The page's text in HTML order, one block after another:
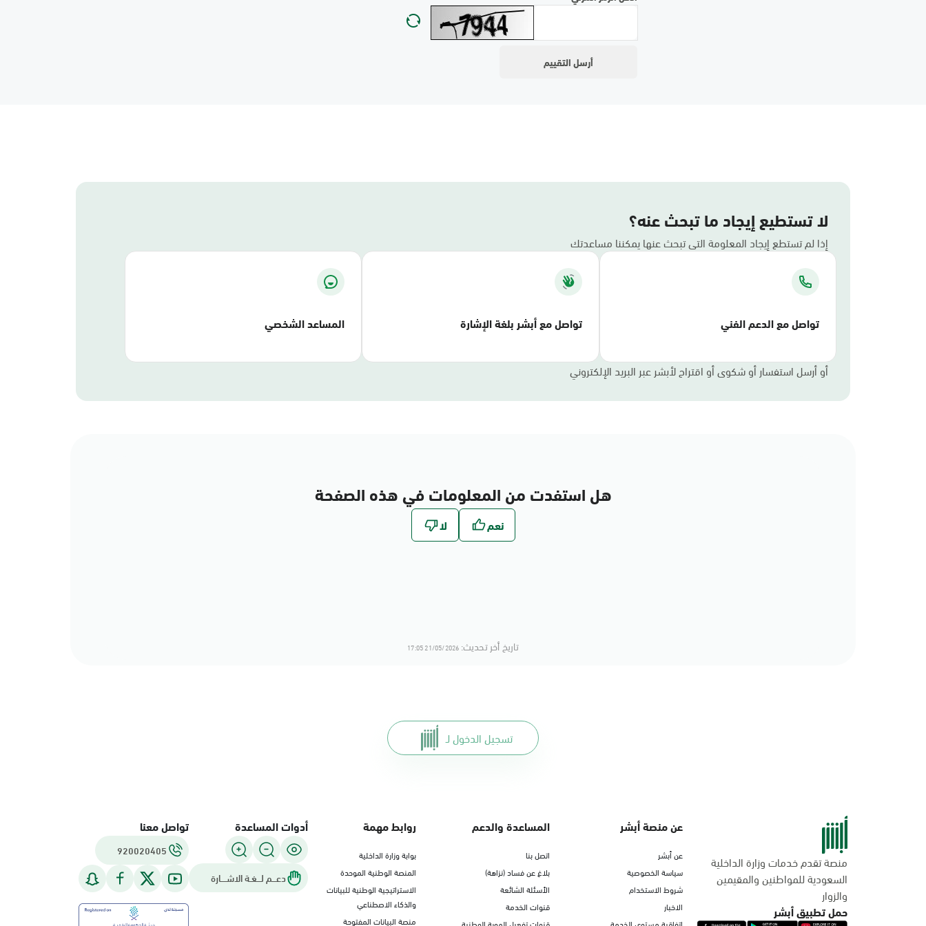
لا تستطيع إيجاد ما تبحث عنه؟
إذا لم تستطع إيجاد المعلومة التي تبحث عنها يمكننا مساعدتك
تواصل مع الدعم الفني تواصل مع أبشر بلغة الإشارة المساعد الشخصي
أو أرسل استفسار أو شكوى أو اقتراح لأبشر عبر البريد الإلكتروني
هل استفدت من المعلومات في هذه الصفحة
تاريخ أخر تحديث: 21/05/2026 17:05
تسجيل الدخول لـ
منصة تقدم خدمات وزارة الداخلية
السعودية للمواطنين والمقيمين
والزوار
حمل تطبيق أبشر
عن منصة أبشر
عن أبشر
سياسة الخصوصية
شروط الاستخدام
الاخبار
المساعدة والدعم
اتصل بنا
بلاغ عن فساد (نزاهة)
الأسئلة الشائعة
قنوات الخدمة
روابط مهمة
بوابة وزارة الداخلية
المنصة الوطنية الموحدة
الاستراتيجية الوطنية للبيانات
والذكاء الاصطناعي
منصة البيانات المفتوحة
أدوات المساعدة
دعـــم لـــغـة الاشــــارة
تواصل معنا
920020405